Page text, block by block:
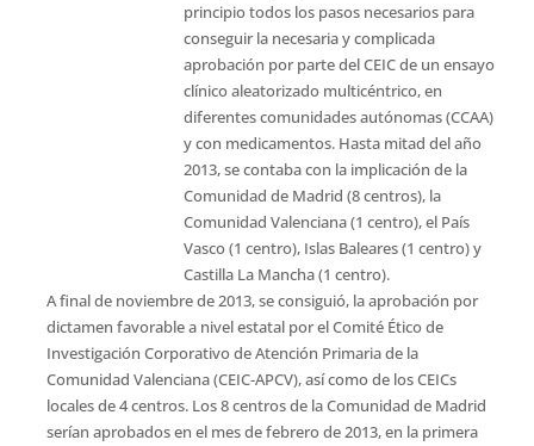
principio todos los pasos necesarios para
conseguir la necesaria y complicada
aprobación por parte del CEIC de un ensayo
clínico aleatorizado multicéntrico, en
diferentes comunidades autónomas (CCAA)
y con medicamentos. Hasta mitad del año
2013, se contaba con la implicación de la
Comunidad de Madrid (8 centros), la
Comunidad Valenciana (1 centro), el País
Vasco (1 centro), Islas Baleares (1 centro) y
Castilla La Mancha (1 centro).
A final de noviembre de 2013, se consiguió, la aprobación por
dictamen favorable a nivel estatal por el Comité Ético de
Investigación Corporativo de Atención Primaria de la
Comunidad Valenciana (CEIC-APCV), así como de los CEICs
locales de 4 centros. Los 8 centros de la Comunidad de Madrid
serían aprobados en el mes de febrero de 2013, en la primera